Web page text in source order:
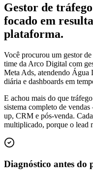
Gestor de
focado em
plataforma.
Você procurou um gestor
time da Arco Digital com
Meta Ads, atendendo Água
diária e dashboards em
E achou mais do que
sistema completo de
up, CRM e pós-venda.
multiplicado, porque o lead
Diagnóstico antes do